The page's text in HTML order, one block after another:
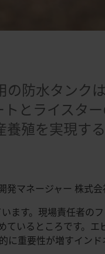
防水タンク
とライスタ
殖を実現す
発マネージャー 株式会
ます。現場責任者の
いるところです。エ
に重要性が増すイン